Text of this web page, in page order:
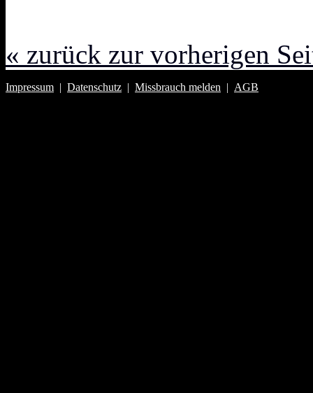
« zurück zur vorherigen
Impressum | Datenschutz | Missbrauch melden | AGB